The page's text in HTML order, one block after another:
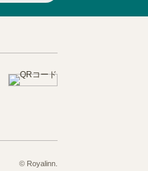
© Royalinn.